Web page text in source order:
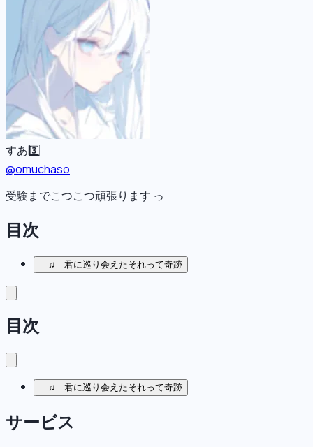
すあ3️⃣
@omuchaso
受験までこつこつ頑張ります っ
目次
♫ 君に巡り会えたそれって奇跡
目次
♫ 君に巡り会えたそれって奇跡
サービス